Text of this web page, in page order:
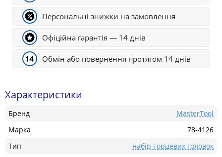
Персональні знижки на замовлення
Офіційна гарантія — 14 днів
Обмін або повернення протягом 14 днів
Характеристики
Бренд
MasterTool
Марка
78-4126
Тип
набір торцевих головок